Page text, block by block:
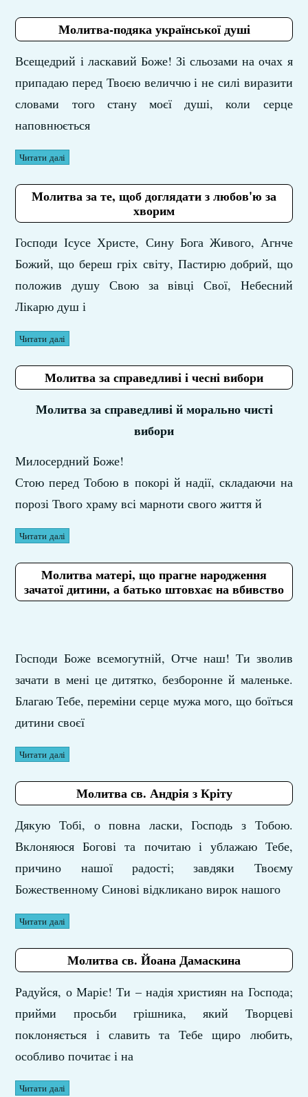
Молитва-подяка української душі
Всещедрий і ласкавий Боже! Зі сльозами на очах я
припадаю перед Твоєю величчю і не силі виразити
словами того стану моєї душі, коли серце
наповнюється
Читати далі
Молитва за те, щоб доглядати з любов'ю за
хворим
Господи Ісусе Христе, Сину Бога Живого, Агнче
Божий, що береш гріх світу, Пастирю добрий, що
положив душу Свою за вівці Свої, Небесний
Лікарю душ і
Читати далі
Молитва за справедливі і чесні вибори
Молитва за справедливі й морально чисті
вибори
Милосердний Боже!
Стою перед Тобою в покорі й надії, складаючи на
порозі Твого храму всі марноти свого життя й
Читати далі
Молитва матері, що прагне народження
зачатої дитини, а батько штовхає на вбивство
Господи Боже всемогутній, Отче наш! Ти зволив
зачати в мені це дитятко, безборонне й маленьке.
Благаю Тебе, переміни серце мужа мого, що боїться
дитини своєї
Читати далі
Молитва св. Андрія з Кріту
Дякую Тобі, о повна ласки, Господь з Тобою.
Вклоняюся Богові та почитаю і ублажаю Тебе,
причино нашої радості; завдяки Твоєму
Божественному Синові відкликано вирок нашого
Читати далі
Молитва св. Йоана Дамаскина
Радуйся, о Маріє! Ти – надія християн на Господа;
прийми просьби грішника, який Творцеві
поклоняється і славить та Тебе щиро любить,
особливо почитає і на
Читати далі